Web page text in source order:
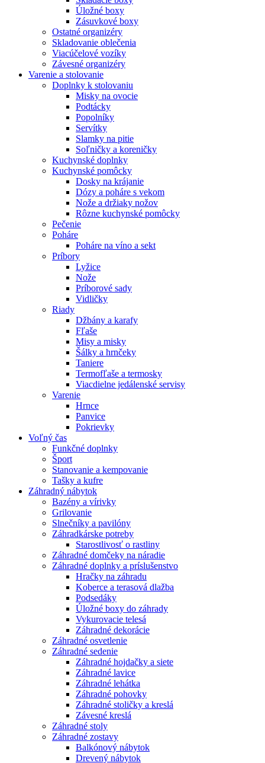
Úložné boxy
Zásuvkové boxy
Ostatné organizéry
Skladovanie oblečenia
Viacúčelové vozíky
Závesné organizéry
Varenie a stolovanie
Doplnky k stolovaniu
Misky na ovocie
Podtácky
Popolníky
Servítky
Slamky na pitie
Soľničky a koreničky
Kuchynské doplnky
Kuchynské pomôcky
Dosky na krájanie
Dózy a poháre s vekom
Nože a držiaky nožov
Rôzne kuchynské pomôcky
Pečenie
Poháre
Poháre na víno a sekt
Príbory
Lyžice
Nože
Príborové sady
Vidličky
Riady
Džbány a karafy
Fľaše
Misy a misky
Šálky a hrnčeky
Taniere
Termofľaše a termosky
Viacdielne jedálenské servisy
Varenie
Hrnce
Panvice
Pokrievky
Voľný čas
Funkčné doplnky
Šport
Stanovanie a kempovanie
Tašky a kufre
Záhradný nábytok
Bazény a vírivky
Grilovanie
Slnečníky a pavilóny
Záhradkárske potreby
Starostlivosť o rastliny
Záhradné domčeky na náradie
Záhradné doplnky a príslušenstvo
Hračky na záhradu
Koberce a terasová dlažba
Podsedáky
Úložné boxy do záhrady
Vykurovacie telesá
Záhradné dekorácie
Záhradné osvetlenie
Záhradné sedenie
Záhradné hojdačky a siete
Záhradné lavice
Záhradné lehátka
Záhradné pohovky
Záhradné stoličky a kreslá
Závesné kreslá
Záhradné stoly
Záhradné zostavy
Balkónový nábytok
Drevený nábytok